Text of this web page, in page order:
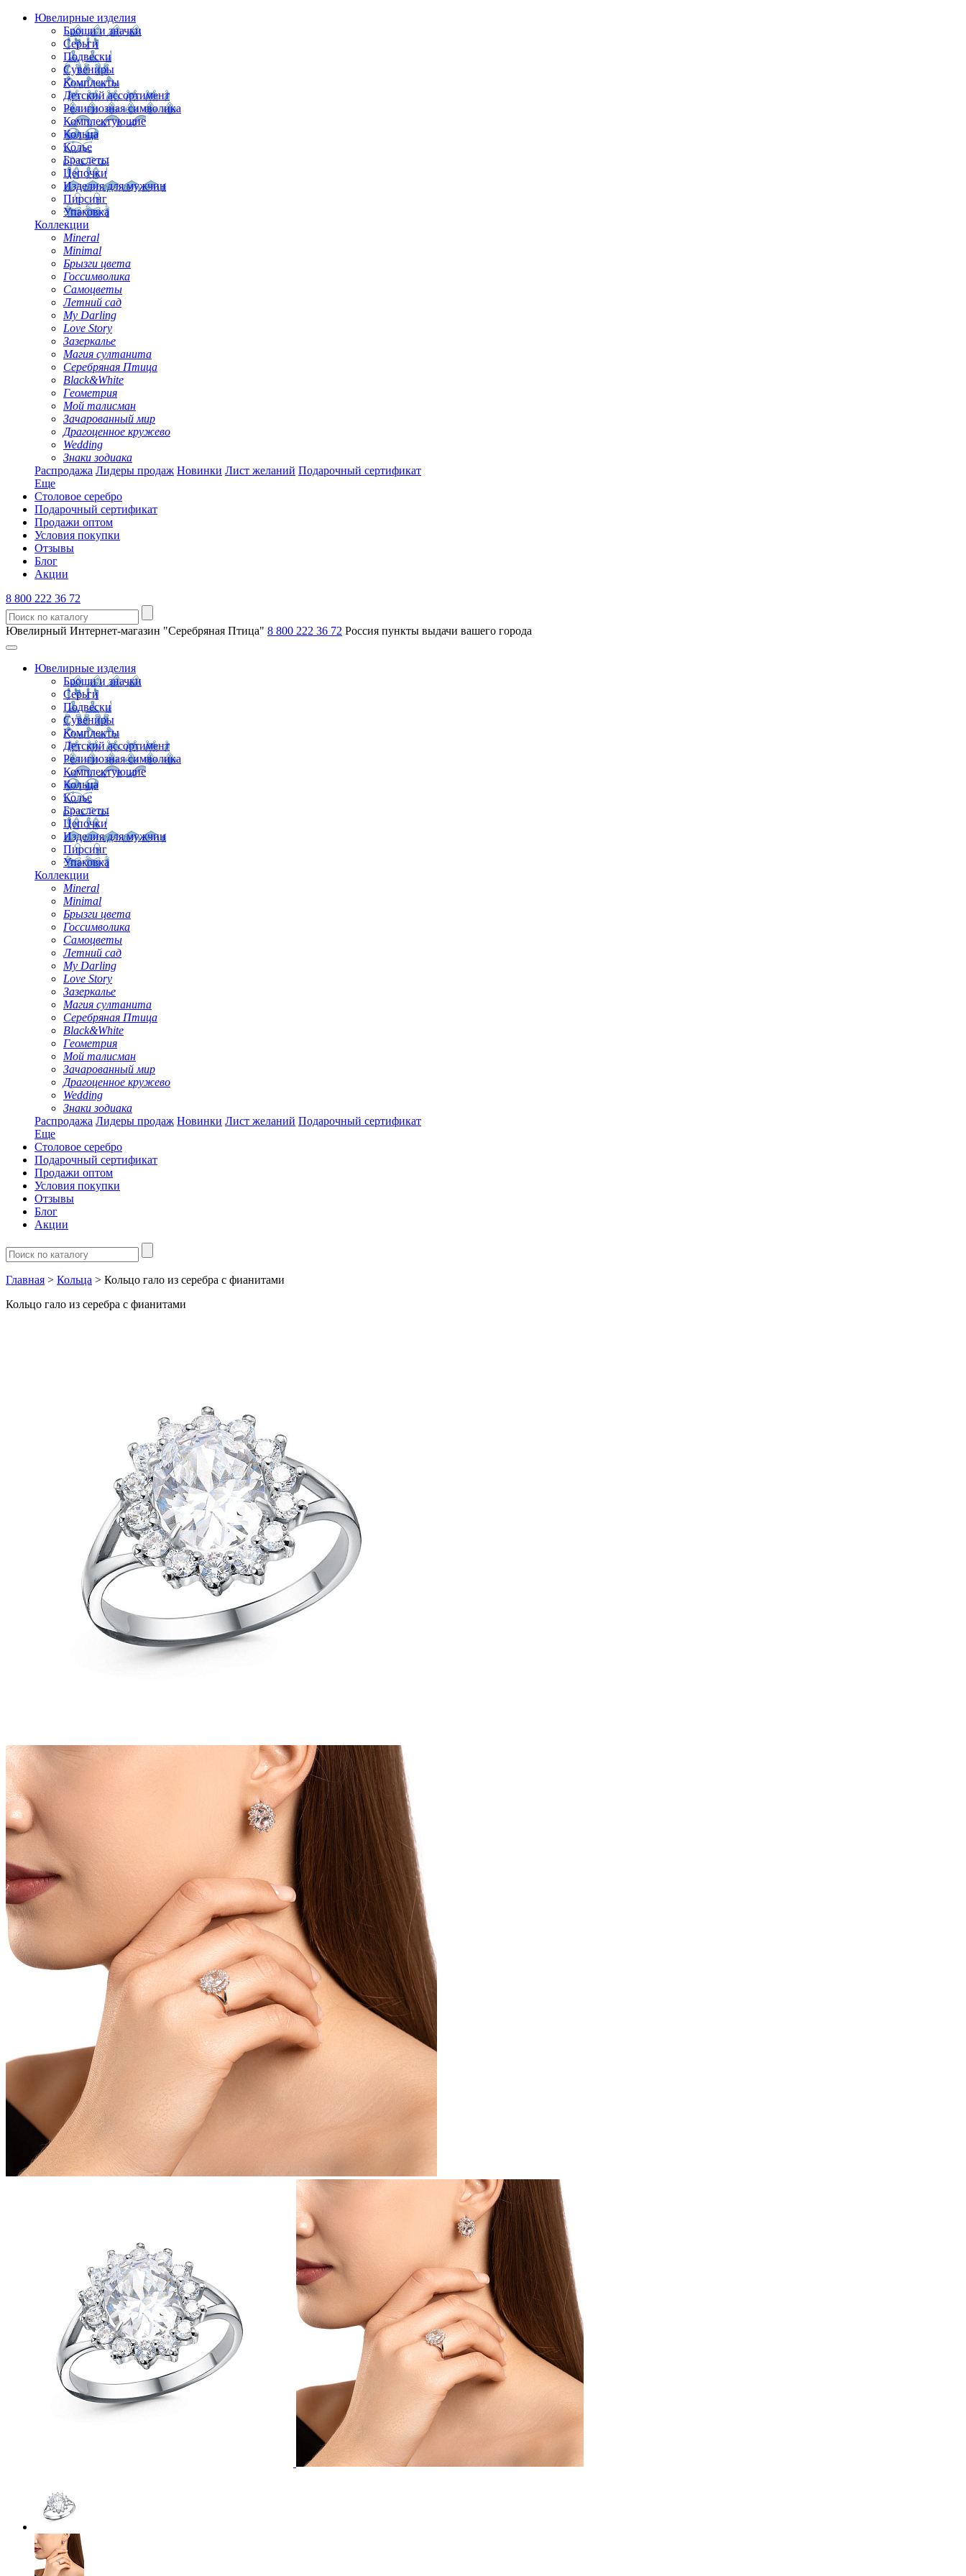
Ювелирные изделия
Броши и значки
Серьги
Подвески
Сувениры
Комплекты
Детский ассортимент
Религиозная символика
Комплектующие
Кольца
Колье
Браслеты
Цепочки
Изделия для мужчин
Пирсинг
Упаковка
Коллекции
Mineral
Minimal
Брызги цвета
Госсимволика
Самоцветы
Летний сад
My Darling
Love Story
Зазеркалье
Магия султанита
Серебряная Птица
Black&White
Геометрия
Мой талисман
Зачарованный мир
Драгоценное кружево
Wedding
Знаки зодиака
Распродажа Лидеры продаж Новинки Лист желаний Подарочный сертификат
Еще
Столовое серебро
Подарочный сертификат
Продажи оптом
Условия покупки
Отзывы
Блог
Акции
8 800 222 36 72
Ювелирный Интернет-магазин "Серебряная Птица" 8 800 222 36 72 Россия пункты выдачи вашего города
Ювелирные изделия
Броши и значки
Серьги
Подвески
Сувениры
Комплекты
Детский ассортимент
Религиозная символика
Комплектующие
Кольца
Колье
Браслеты
Цепочки
Изделия для мужчин
Пирсинг
Упаковка
Коллекции
Mineral
Minimal
Брызги цвета
Госсимволика
Самоцветы
Летний сад
My Darling
Love Story
Зазеркалье
Магия султанита
Серебряная Птица
Black&White
Геометрия
Мой талисман
Зачарованный мир
Драгоценное кружево
Wedding
Знаки зодиака
Распродажа Лидеры продаж Новинки Лист желаний Подарочный сертификат
Еще
Столовое серебро
Подарочный сертификат
Продажи оптом
Условия покупки
Отзывы
Блог
Акции
Главная > Кольца > Кольцо гало из серебра с фианитами
Кольцо гало из серебра с фианитами